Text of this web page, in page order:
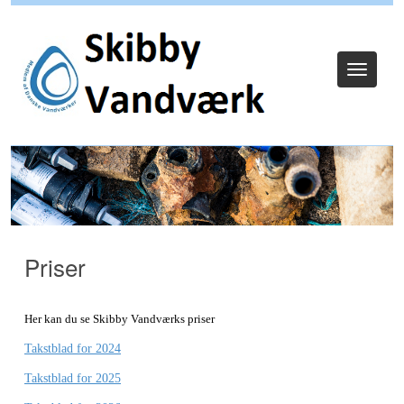
Toggle
Priser
Her kan du se Skibby Vandværks priser
Takstblad for 2024
Takstblad for 2025